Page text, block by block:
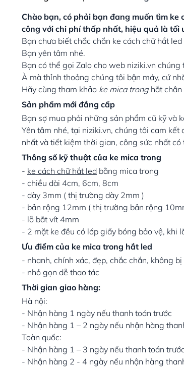
Chào bạn, có phải bạn đang muốn tìm
công với chi phí thấp nhất, hiệu quả là
Bạn chưa biết chắc chắn ke cách chữ hắt
Bạn yên tâm nhé.
Bạn có thể gọi Zalo cho web niziki.vn
À mà thỉnh thoảng chúng tôi bận máy, cứ
Hãy cùng tham khảo ke mica tronghắt chân
Sản phẩm mới đẳng cấp
Bạn sợ mua phải những sản phẩm cũ kỹ và
Yên tâm nhé, tại niziki.vn, chúng tôi cam
nhất và tiết kiệm thời gian, công sức nhất
Thông số kỹ thuật của ke mica trong
- ke cách chữ hắt led bằng mica trong
- chiều dài 4cm, 6cm, 8cm
- dày 3mm ( thị trường dày 2mm )
- bản rộng 12mm ( thị trường bản rộng
- lỗ bắt vít 4mm
- 2 mặt ke đều có lớp giấy bóng bảo vệ, khi
Ưu điểm của ke mica trong hắt led
- nhanh, chính xác, đẹp, chắc chắn, không
- nhỏ gọn dễ thao tác
Thời gian giao hàng:
Hà nội:
- Nhận hàng 1 ngày nếu thanh toán trước
- Nhận hàng 1 – 2 ngày nếu nhận hàng
Toàn quốc:
- Nhận hàng 1 – 3 ngày nếu thanh toán trước
- Nhận hàng 2 - 4 ngày nếu nhận hàng